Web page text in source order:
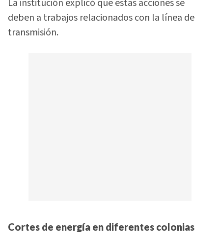
La institución explicó que estas acciones se
deben a trabajos relacionados con la línea de
transmisión.
Cortes de energía en diferentes colonias